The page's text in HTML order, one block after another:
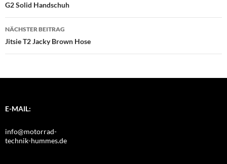
G2 Solid Handschuh
NÄCHSTER BEITRAG
Jitsie T2 Jacky Brown Hose
E-MAIL:
info@motorrad-
technik-hummes.de